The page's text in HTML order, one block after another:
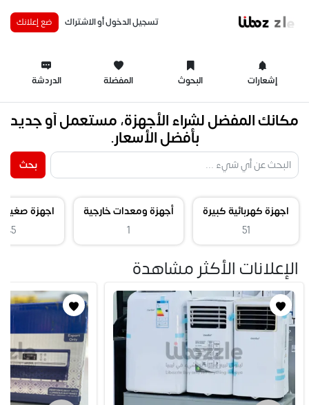
إشعارات البحوث المفضلة الدردشة
تسجيل الدخول أو الاشتراك ضع إعلانك
مكانك المفضل لشراء الأجهزة، مستعمل أو جديد
بأفضل الأسعار.
بحث
اجهزة كهربائية كبيرة
51
أجهزة ومعدات خارجية
1
اجهزة
45
الإعلانات الأكثر مشاهدة